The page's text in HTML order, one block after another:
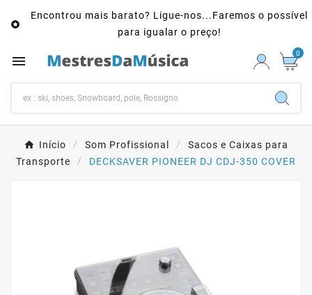

Encontrou mais barato? Ligue-nos...Faremos o possível
para igualar o preço!
 0
Início Som Profissional
Sacos e Caixas para
Transporte
DECKSAVER PIONEER DJ CDJ-350 COVER